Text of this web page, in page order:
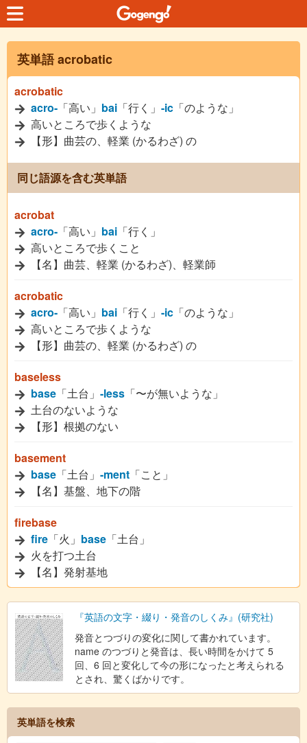
英単語 acrobatic
acrobatic
acro- 「高い」 bai 「行く」 -ic 「のような」
高いところで歩くような
【形】曲芸の、軽業 (かるわざ) の
同じ語源を含む英単語
acrobat
acro- 「高い」 bai 「行く」
高いところで歩くこと
【名】曲芸、軽業 (かるわざ)、軽業師
acrobatic
acro- 「高い」 bai 「行く」 -ic 「のような」
高いところで歩くような
【形】曲芸の、軽業 (かるわざ) の
baseless
base 「土台」 -less 「〜が無いような」
土台のないような
【形】根拠のない
basement
base 「土台」 -ment 「こと」
【名】基盤、地下の階
firebase
fire 「火」 base 「土台」
火を打つ土台
【名】発射基地
『英語の文字・綴り・発音のしくみ』(研究社)
発音とつづりの変化に関して書かれています。
name のつづりと発音は、長い時間をかけて 5
回、6 回と変化して今の形になったと考えられる
とされ、驚くばかりです。
英単語を検索